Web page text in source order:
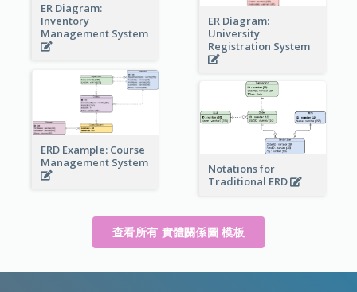
ER Diagram:
Inventory
Management System
ER Diagram:
University
Registration System
ERD Example: Course
Management System
Notations for
Traditional ERD
查看所有 實體關係圖 模板